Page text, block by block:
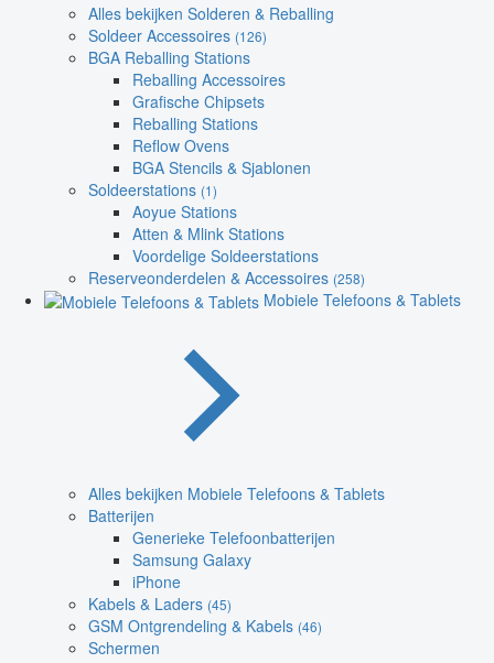
Alles bekijken Solderen & Reballing
Soldeer Accessoires (126)
BGA Reballing Stations
Reballing Accessoires
Grafische Chipsets
Reballing Stations
Reflow Ovens
BGA Stencils & Sjablonen
Soldeerstations (1)
Aoyue Stations
Atten & Mlink Stations
Voordelige Soldeerstations
Reserveonderdelen & Accessoires (258)
Mobiele Telefoons & Tablets
Alles bekijken Mobiele Telefoons & Tablets
Batterijen
Generieke Telefoonbatterijen
Samsung Galaxy
iPhone
Kabels & Laders (45)
GSM Ontgrendeling & Kabels (46)
Schermen